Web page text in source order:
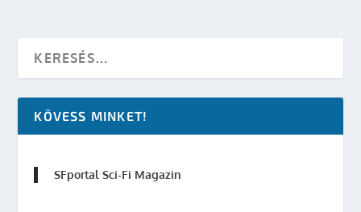
KÖVESS MINKET!
SFportal Sci-Fi Magazin